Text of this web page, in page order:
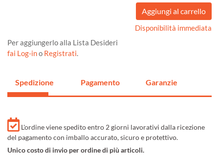
Disponibilità immediata
Per aggiungerlo alla Lista Desideri
fai Log-ino Registrati.
Spedizione Pagamento Garanzie
L'ordine viene spedito entro 2 giorni lavorativi dalla ricezione
del pagamento con imballo accurato, sicuro e protettivo.
Unico costo di invio per ordine di più articoli.